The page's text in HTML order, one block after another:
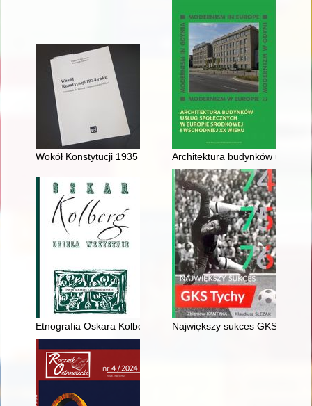
Wokół Konstytucji 1935 roku : przyczynek historii i
Architektura budynków usług
Etnografia Oskara Kolberga Największy sukces GKS Tychy